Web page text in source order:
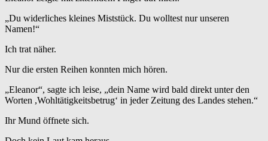
„Du widerliches kleines Miststück. Du wolltest nur unseren
Namen!“
Ich trat näher.
Nur die ersten Reihen konnten mich hören.
„Eleanor“, sagte ich leise, „dein Name wird bald direkt unter den
Worten ,Wohltätigkeitsbetrug‘ in jeder Zeitung des Landes stehen.“
Ihr Mund öffnete sich.